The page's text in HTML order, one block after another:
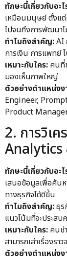
ทักษะนี้เกี่ยวกับอะไ
เหมือนมนุษย์ ตั้งแต่
ไปจนถึงการพัฒนา
ทำไมถึงสำคัญ:AI
การเงิน การแพทย์
เหมาะกับใคร: คนที่
มองเห็นภาพใหญ่
ตัวอย่างตำแหน่งง
Engineer,
Product
2. การวิเ
Analytics
ทักษะนี้เกี่ยวกับอะไ
เสนอข้อมูลเพื่อค้น
ทางธุรกิจได้ดีขึ้น
ทำไมถึงสำคัญ:ธุ
แนวโน้มที่จะประสบ
เหมาะกับใคร: คนช่
สามารถเล่าเรื่องรา
ตัวอย่างตำแหน่งง